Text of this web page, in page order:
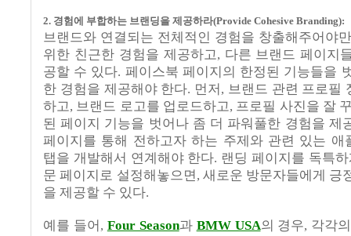
2. 경험에 부합하는 브랜딩을 제공하라(Provide Cohesive Branding):
브랜드와 연결되는 전체적인 경험을 창출해주어야만
위한 친근한 경험을 제공하고, 다른 브랜드 페이지
공할 수 있다. 페이스북 페이지의 한정된 기능들을
한 경험을 제공해야 한다. 먼저 , 브랜드 관련 프로필
하고, 브랜드 로고를 업로드하고, 프로필 사진을 잘
된 페이지 기능을 벗어나 좀 더 파워풀한 경험을 제
페이지를 통해 전하고자 하는 주제와 관련 있는 애
탭을 개발해서 연계해야 한다. 랜딩 페이지를 독특
문 페이지로 설정해놓으면 , 새로운 방문자들에게 긍
을 제공할 수 있다.
예를 들어 , Four Season과 BMW USA의 경우, 각각